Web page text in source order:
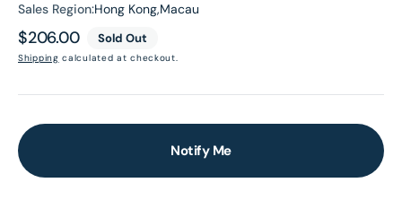
Sales Region:Hong Kong,Macau
Regular
price
$206.00 Sold Out
Shipping calculated at checkout.
Notify Me